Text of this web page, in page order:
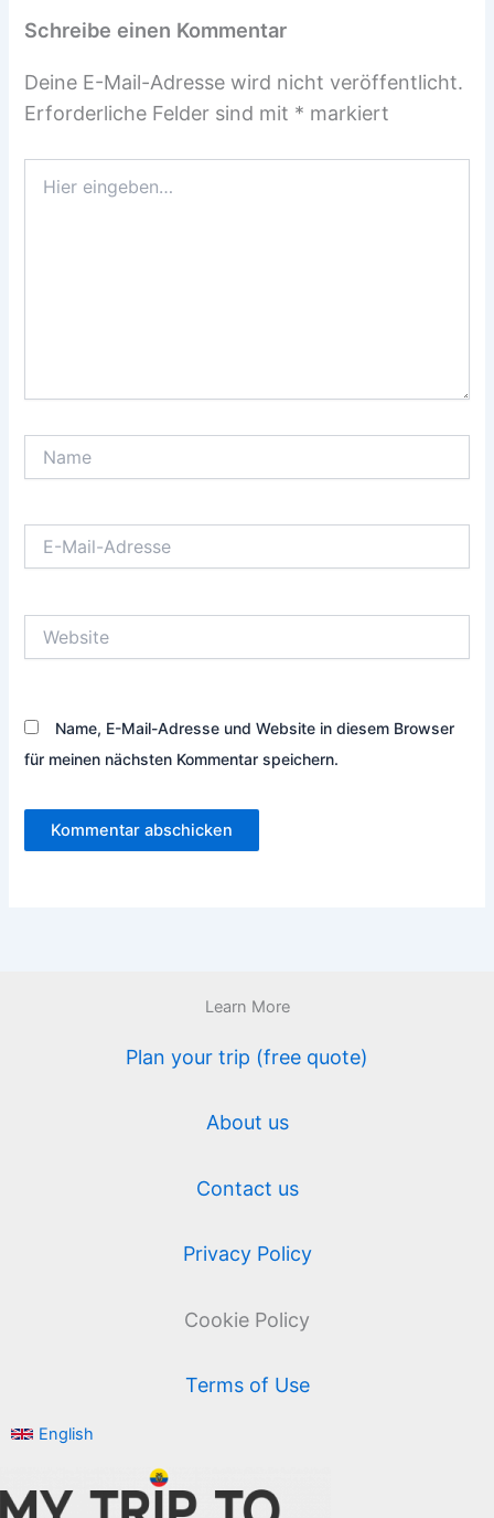
Schreibe einen Kommentar
Deine E-Mail-Adresse wird nicht veröffentlicht.
Erforderliche Felder sind mit * markiert
eingeben…
Mail-
Name, E-Mail-Adresse und Website in diesem Browser
für meinen nächsten Kommentar speichern.
Learn More
Plan your trip (free quote)
About us
Contact us
Privacy Policy
Cookie Policy
Terms of Use
English